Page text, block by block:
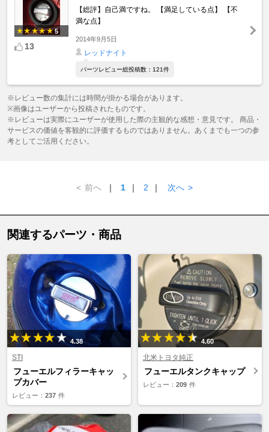
5
13
【総評】自己満ですね。 【満足している点】 【不
満な点】
2014年9月5日
レッドナイト
パーツレビュー総投稿数：121件
※レビュー数の集計には時間が掛かる場合があります。
※画像はユーザーから投稿されたものです。
※レビューは実際にユーザーが使用した際の主観的な感想・意見です。 商品・
サービスの価値を客観的に評価するものではありません。あくまでも一つの参
考としてご活用ください。
< 前へ ｜ 1 ｜ 2 ｜ 次へ >
関連するパーツ・商品
4.38
STI
フューエルフィラーキャッ
プカバー
レビュー： 237 件
4.60
北米トヨタ純正
フューエルタンクキャップ
レビュー： 209 件